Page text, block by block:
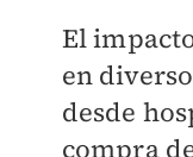
El
en
desde
compra